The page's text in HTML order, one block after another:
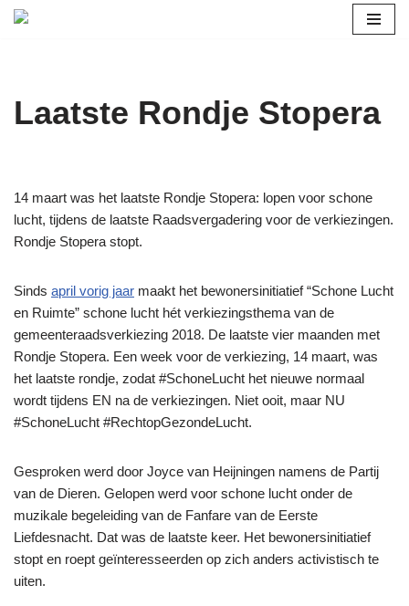
inhoud
Laatste Rondje Stopera
14 maart was het laatste Rondje Stopera: lopen voor schone
lucht, tijdens de laatste Raadsvergadering voor de verkiezingen.
Rondje Stopera stopt.
Sinds april vorig jaar maakt het bewonersinitiatief “Schone Lucht
en Ruimte” schone lucht hét verkiezingsthema van de
gemeenteraadsverkiezing 2018. De laatste vier maanden met
Rondje Stopera. Een week voor de verkiezing, 14 maart, was
het laatste rondje, zodat #SchoneLucht het nieuwe normaal
wordt tijdens EN na de verkiezingen. Niet ooit, maar NU
#SchoneLucht #RechtopGezondeLucht.
Gesproken werd door Joyce van Heijningen namens de Partij
van de Dieren. Gelopen werd voor schone lucht onder de
muzikale begeleiding van de Fanfare van de Eerste
Liefdesnacht. Dat was de laatste keer. Het bewonersinitiatief
stopt en roept geïnteresseerden op zich anders activistisch te
uiten.